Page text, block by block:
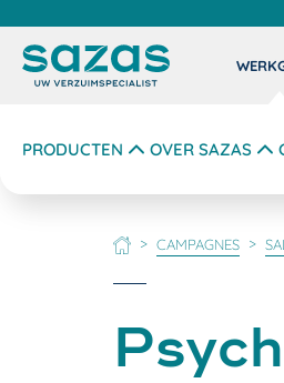
PRODUCTEN OVER SAZAS
HOME CAMPAGNES